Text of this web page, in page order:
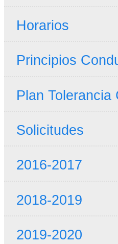
Horarios
Principios
Plan Tolerancia
Solicitudes
2016-2017
2018-2019
2019-2020